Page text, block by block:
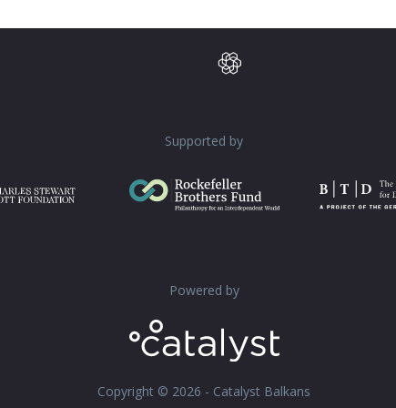
Supported by
Powered by
Copyright © 2026 - Catalyst Balkans